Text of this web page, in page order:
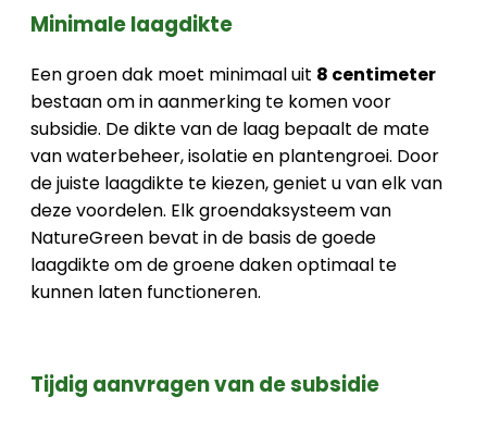
Minimale laagdikte
Een groen dak moet minimaal uit 8 centimeter
bestaan om in aanmerking te komen voor
subsidie. De dikte van de laag bepaalt de mate
van waterbeheer, isolatie en plantengroei. Door
de juiste laagdikte te kiezen, geniet u van elk van
deze voordelen. Elk groendaksysteem van
NatureGreen bevat in de basis de goede
laagdikte om de groene daken optimaal te
kunnen laten functioneren.
Tijdig aanvragen van de subsidie